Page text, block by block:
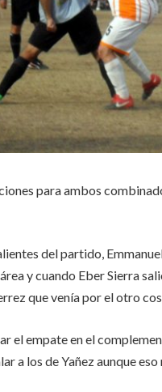
para ambos
del partido,
y cuando Eber Sierra
que venía por el otro
el empate en el
a los de Yañez aunque